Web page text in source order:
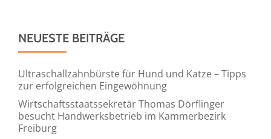
NEUESTE BEITRÄGE
Ultraschallzahnbürste für Hund und Katze – Tipps
zur erfolgreichen Eingewöhnung
Wirtschaftsstaatssekretär Thomas Dörflinger
besucht Handwerksbetrieb im Kammerbezirk
Freiburg